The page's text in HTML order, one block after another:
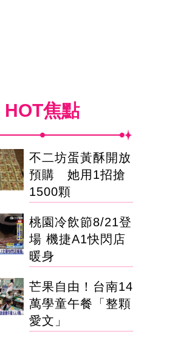
HOT焦點
不二坊蛋黃酥開放
預購 她用1招搶
1500顆
桃園冷飲節8/21登
場 機捷A1快閃店
暖身
芒果自由！台南14
萬學童午餐「整顆
愛文」